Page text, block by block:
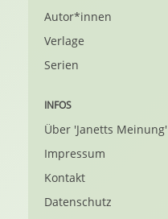
Autor*innen
Verlage
Serien
INFOS
Über 'Janetts Meinung'
Impressum
Kontakt
Datenschutz